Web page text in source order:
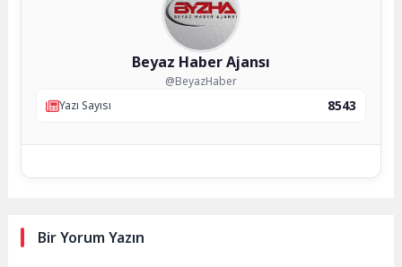
Beyaz Haber Ajansı
@BeyazHaber
Yazı Sayısı
8543
Bir Yorum Yazın